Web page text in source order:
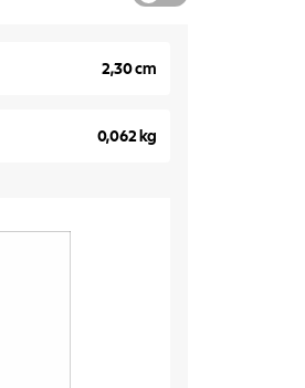
2,30 cm
0,062 kg